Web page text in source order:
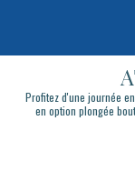
Profitez d'une journée
en option plongée
Profitez d'une journée en
option plongée